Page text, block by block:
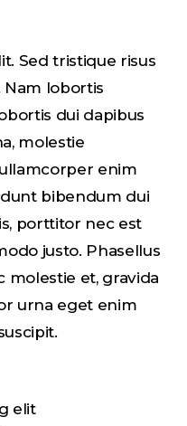
Sed tristique risus
Nam lobortis
dui dapibus
molestie
enim
bibendum dui
porttitor nec est
justo. Phasellus
et, gravida
urna eget enim
elit